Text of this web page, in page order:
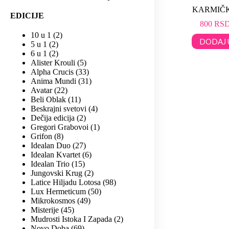
800
DODAJ
EDICIJE
10 u 1
2
5 u 1
2
6 u 1
2
Alister Krouli
5
Alpha Crucis 33
Anima Mundi 31
Avatar 22
Beli Oblak 11
Beskrajni svetovi 4
Dečija edicija
2
Gregori Grabovoi
1
Grifon 8
Idealan Duo 27
Idealan Kvartet 6
Idealan Trio 15
Jungovski Krug 2
Latice Hiljadu Lotosa 98
Lux Hermeticum 50
Mikrokosmos 49
Misterije 45
Mudrosti Istoka I Zapada
2